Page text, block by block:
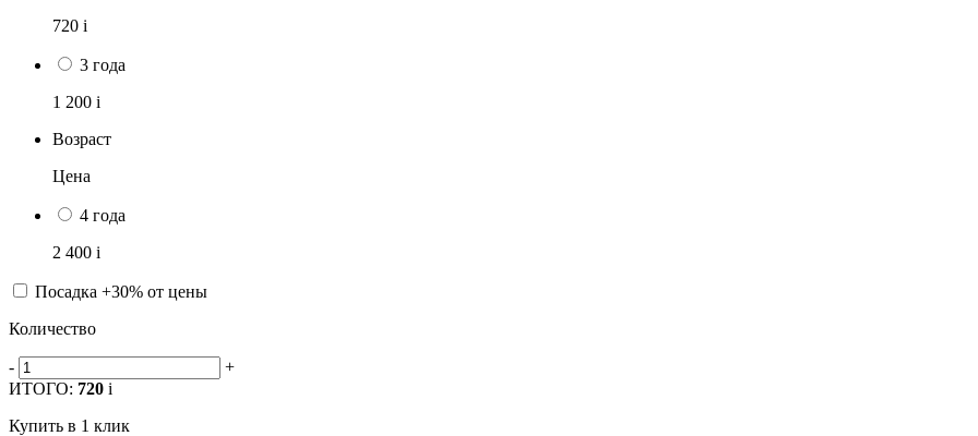
720 i
3 года
1 200 i
Возраст
Цена
4 года
2 400 i
Посадка +30% от цены
Количество
-
+
ИТОГО: 720 i
Купить в 1 клик